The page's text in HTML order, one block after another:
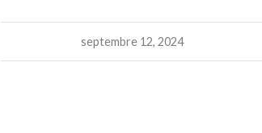
septembre 12, 2024